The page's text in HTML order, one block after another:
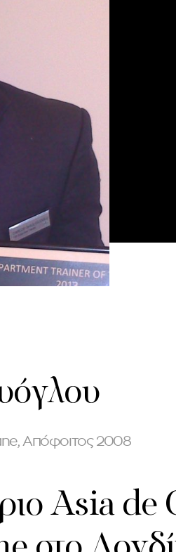
Απόφοιτος 2008
Asia de